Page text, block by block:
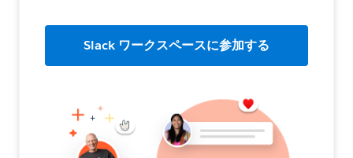
Slack ワークスペースに参加する